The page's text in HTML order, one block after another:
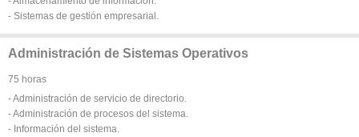
- Sistemas de gestión empresarial.
Administración de Sistemas Operativos
75 horas
- Administración de servicio de directorio.
- Administración de procesos del sistema.
- Información del sistema.